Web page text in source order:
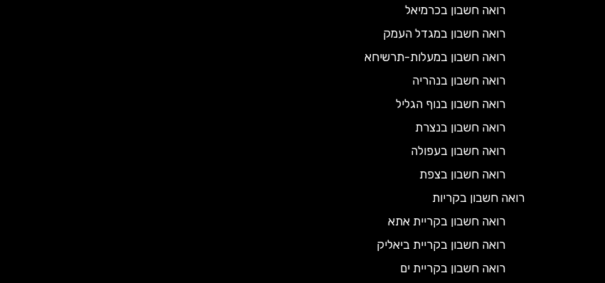
רואה חשבון בכרמיאל
רואה חשבון במגדל העמק
רואה חשבון במעלות-תרשיחא
רואה חשבון בנהריה
רואה חשבון בנוף הגליל
רואה חשבון בנצרת
רואה חשבון בעפולה
רואה חשבון בצפת
רואה חשבון בקריות
רואה חשבון בקריית אתא
רואה חשבון בקריית ביאליק
רואה חשבון בקריית ים